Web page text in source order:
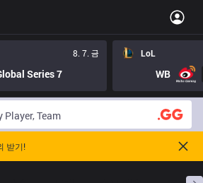
8. 7. 금
Series 7
LoL
WB
받기!